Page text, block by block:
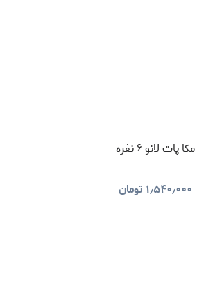
مکا پات لانو ۶ نفره
۱٫۵۴۰٫۰۰۰ تومان